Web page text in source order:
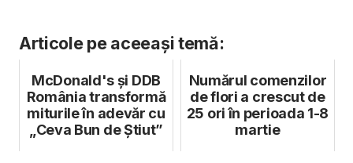
Articole pe aceeași temă:
McDonald's și DDB
România transformă
miturile în adevăr cu
„Ceva Bun de Știut”
Numărul comenzilor
de flori a crescut de
25 ori în perioada 1-8
martie